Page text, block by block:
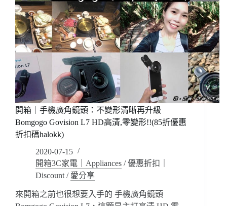
開箱｜手機廣角鏡頭：不變形清晰再升級
Bomgogo Govision L7 HD高清,零變形!!(85折優惠
折扣碼halokk)
2020-07-15
開箱3C家電｜Appliances /優惠折扣｜
Discount / 愛分享
來開箱之前也很想要入手的 手機廣角鏡頭